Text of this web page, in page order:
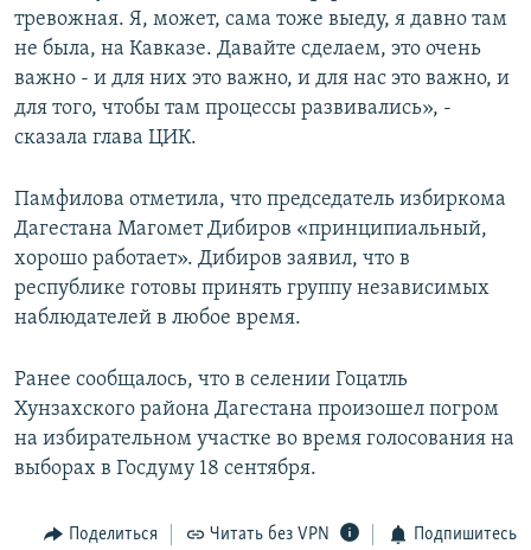
тревожная. Я, может, сама тоже выеду, я давно там
не была, на Кавказе. Давайте сделаем, это очень
важно - и для них это важно, и для нас это важно, и
для того, чтобы там процессы развивались», -
сказала глава ЦИК.
Памфилова отметила, что председатель избиркома
Дагестана Магомет Дибиров «принципиальный,
хорошо работает». Дибиров заявил, что в
республике готовы принять группу независимых
наблюдателей в любое время.
Ранее сообщалось, что в селении Гоцатль
Хунзахского района Дагестана произошел погром
на избирательном участке во время голосования на
выборах в Госдуму 18 сентября.
Поделиться Читать без VPN Подпишитесь